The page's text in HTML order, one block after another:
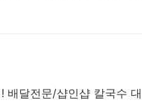
배달전문/샵인샵 칼국수